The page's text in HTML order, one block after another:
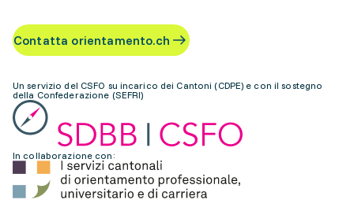
Contatta orientamento.ch
Un servizio del CSFO su incarico dei Cantoni (CDPE) e con il sostegno
della Confederazione (SEFRI)
In collaborazione con: